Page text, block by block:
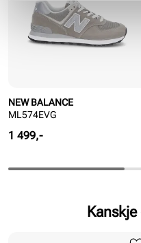
NEW BALANCE
ML574EVG
Pris
1 499,-
Kanskje